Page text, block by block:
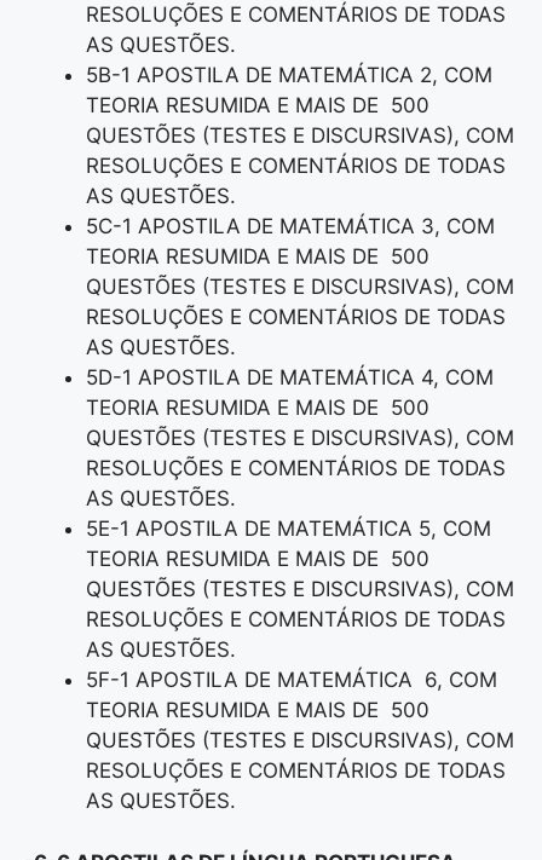
RESOLUÇÕES E COMENTÁRIOS DE TODAS
AS QUESTÕES.
5B-1 APOSTILA DE MATEMÁTICA 2, COM
TEORIA RESUMIDA E MAIS DE 500
QUESTÕES (TESTES E DISCURSIVAS), COM
RESOLUÇÕES E COMENTÁRIOS DE TODAS
AS QUESTÕES.
5C-1 APOSTILA DE MATEMÁTICA 3, COM
TEORIA RESUMIDA E MAIS DE 500
QUESTÕES (TESTES E DISCURSIVAS), COM
RESOLUÇÕES E COMENTÁRIOS DE TODAS
AS QUESTÕES.
5D-1 APOSTILA DE MATEMÁTICA 4, COM
TEORIA RESUMIDA E MAIS DE 500
QUESTÕES (TESTES E DISCURSIVAS), COM
RESOLUÇÕES E COMENTÁRIOS DE TODAS
AS QUESTÕES.
5E-1 APOSTILA DE MATEMÁTICA 5, COM
TEORIA RESUMIDA E MAIS DE 500
QUESTÕES (TESTES E DISCURSIVAS), COM
RESOLUÇÕES E COMENTÁRIOS DE TODAS
AS QUESTÕES.
5F-1 APOSTILA DE MATEMÁTICA 6, COM
TEORIA RESUMIDA E MAIS DE 500
QUESTÕES (TESTES E DISCURSIVAS), COM
RESOLUÇÕES E COMENTÁRIOS DE TODAS
AS QUESTÕES.